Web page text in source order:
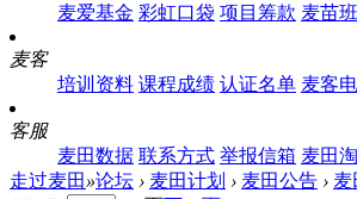
麦爱基金 彩虹口袋 项目筹款 麦苗班
麦客
培训资料 课程成绩 认证名单 麦客
客服
麦田数据 联系方式 举报信箱 麦田
走过麦田 »论坛 › 麦田计划 › 麦田公告 ›